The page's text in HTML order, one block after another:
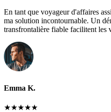
En tant que voyageur d'affaires
ma solution incontournable. Un
transfrontalière fiable facilitent les
Emma K.
★★★★★